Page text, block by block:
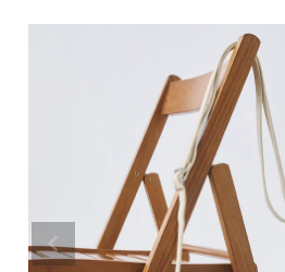
絞りこみ検索